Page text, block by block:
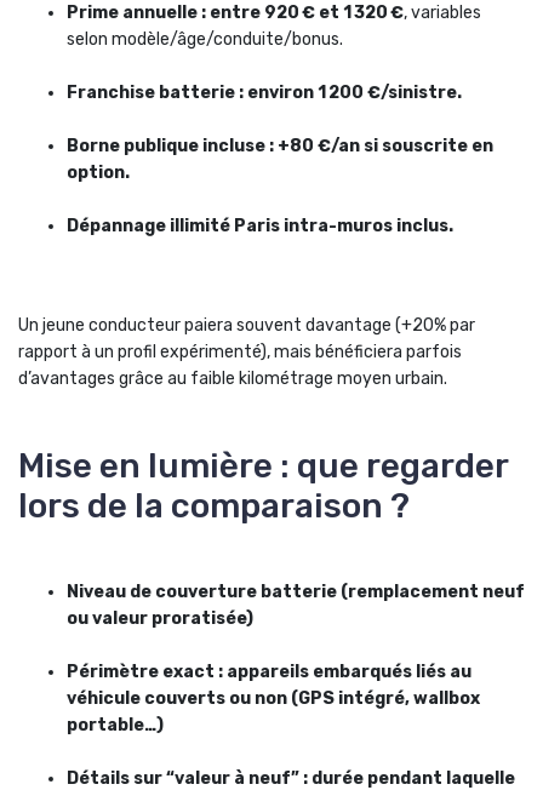
Prime annuelle : entre 920 € et 1 320 €, variables
selon modèle/âge/conduite/bonus.
Franchise batterie : environ 1 200 €/sinistre.
Borne publique incluse : +80 €/an si souscrite en
option.
Dépannage illimité Paris intra-muros inclus.
Un jeune conducteur paiera souvent davantage (+20% par
rapport à un profil expérimenté), mais bénéficiera parfois
d’avantages grâce au faible kilométrage moyen urbain.
Mise en lumière : que regarder
lors de la comparaison ?
Niveau de couverture batterie (remplacement neuf
ou valeur proratisée)
Périmètre exact : appareils embarqués liés au
véhicule couverts ou non (GPS intégré, wallbox
portable…)
Détails sur “valeur à neuf” : durée pendant laquelle